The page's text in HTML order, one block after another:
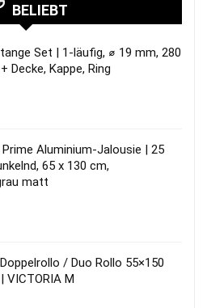
BELIEBT
Set | 1-läufig, ⌀ 19 mm, 280
Decke, Kappe, Ring
Aluminium-Jalousie | 25
65 x 130 cm,
matt
/ Duo Rollo 55×150
VICTORIA M